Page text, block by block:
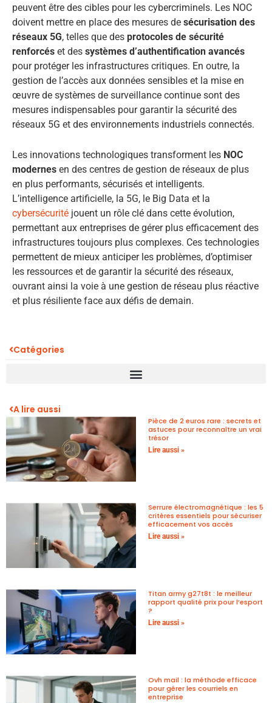
peuvent être des cibles pour les cybercriminels. Les NOC
doivent mettre en place des mesures de sécurisation des
réseaux 5G, telles que des protocoles de sécurité
renforcés et des systèmes d’authentification avancés
pour protéger les infrastructures critiques. En outre, la
gestion de l’accès aux données sensibles et la mise en
œuvre de systèmes de surveillance continue sont des
mesures indispensables pour garantir la sécurité des
réseaux 5G et des environnements industriels connectés.
Les innovations technologiques transforment les NOC
modernes en des centres de gestion de réseaux de plus
en plus performants, sécurisés et intelligents.
L’intelligence artificielle, la 5G, le Big Data et la
cybersécurité jouent un rôle clé dans cette évolution,
permettant aux entreprises de gérer plus efficacement des
infrastructures toujours plus complexes. Ces technologies
permettent de mieux anticiper les problèmes, d’optimiser
les ressources et de garantir la sécurité des réseaux,
ouvrant ainsi la voie à une gestion de réseau plus réactive
et plus résiliente face aux défis de demain.
Catégories
A lire aussi
Pièce de 2 euros rare : secrets et
astuces pour reconnaître un vrai
trésor
Lire aussi »
Serrure électromagnétique : les 5
critères essentiels pour sécuriser
efficacement vos accès
Lire aussi »
Titan army g27t8t : le meilleur
rapport qualité prix pour l’esport
?
Lire aussi »
Ovh mail : la méthode efficace
pour gérer les courriels en
entreprise